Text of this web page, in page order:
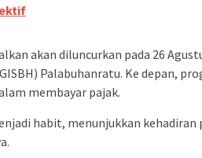
akan diluncurkan pada 26
Palabuhanratu. Ke depan,
membayar pajak.
habit, menunjukkan